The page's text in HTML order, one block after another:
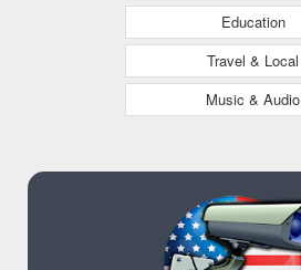
Education
Travel & Local
Music & Audio